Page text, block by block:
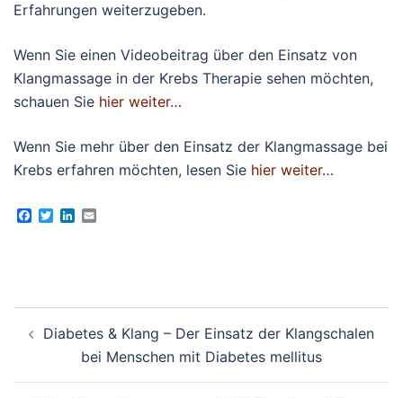
Erfahrungen weiterzugeben.
Wenn Sie einen Videobeitrag über den Einsatz von
Klangmassage in der Krebs Therapie sehen möchten,
schauen Sie hier weiter…
Wenn Sie mehr über den Einsatz der Klangmassage bei
Krebs erfahren möchten, lesen Sie hier weiter…
Facebook
TwitterLinkedIn
Diabetes & Klang – Der Einsatz der Klangschalen
bei Menschen mit Diabetes mellitus